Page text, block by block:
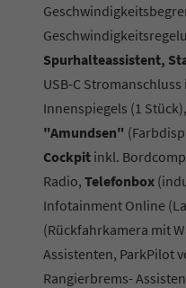
Spurhalteassistent,
USB-C
Innenspiegels (1 Stück),
"Amundsen"
Cockpit inkl.
Radio, Telefonbox
Infotainment Online
(Rückfahrkamera mit
Assistenten, ParkPilot
Rangierbrems-